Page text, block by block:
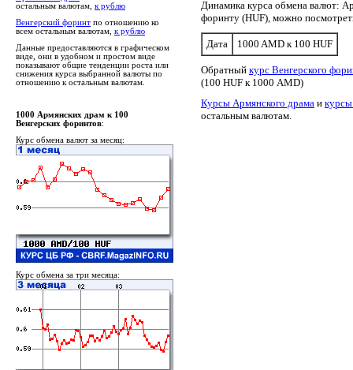
остальным валютам, к рублю
Венгерский форинт по отношению ко
всем остальным валютам, к рублю
Данные предоставляются в графическом
виде, они в удобном и простом виде
показывают общие тенденции роста или
снижения курса выбранной валюты по
отношению к остальным валютам.
Динамика курса обмена валют:
форинту (HUF), можно
Дата 1000 AMD к 100 HUF
Обратный курс Венгерского
(100 HUF к 1000 AMD)
Курсы Армянского драма и курсы
остальным валютам.
1000 Армянских драм к 100
Венгерских форинтов:
Курс обмена валют за месяц:
Курс обмена за три месяца: